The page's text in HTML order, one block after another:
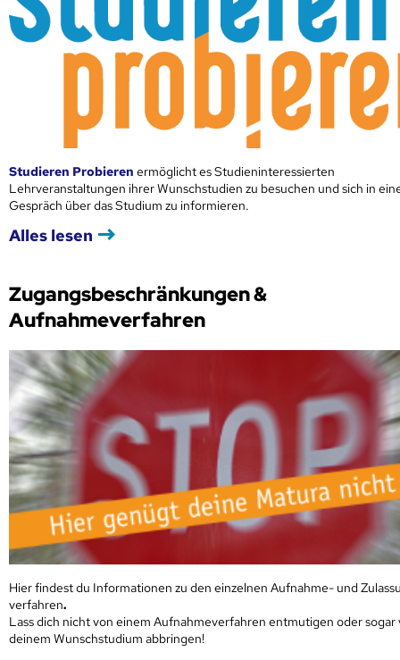
Studieren Probieren ermöglicht es Studieninteressierten
Lehrveranstaltungen ihrer Wunschstudien zu besuchen und sich in
Gespräch über das Studium zu informieren.
Alles lesen
Zugangsbeschränkungen &
Aufnahmeverfahren
Hier findest du Informationen zu den einzelnen Aufnahme- und
verfahren.
Lass dich nicht von einem Aufnahmeverfahren entmutigen oder sogar
deinem Wunschstudium abbringen!